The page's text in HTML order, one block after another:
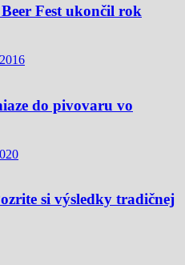
Fest ukončil rok
do pivovaru vo
si výsledky tradičnej